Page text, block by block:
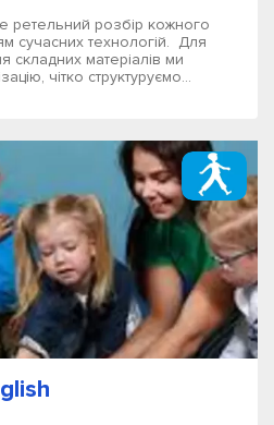
ретельний розбір кожного
сучасних технологій. Для
складних матеріалів ми
чітко структуруємо...